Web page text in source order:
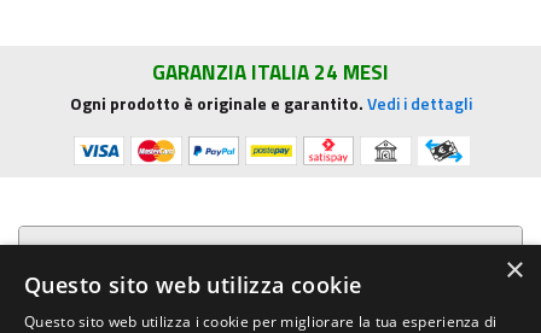
GARANZIA ITALIA 24 MESI
Ogni prodotto è originale e garantito.Vedi i dettagli
Presentazione aziendale
Acquista su R.G. Sound
×
Questo sito web utilizza cookie
Questo sito web utilizza i cookie per migliorare la tua esperienza di